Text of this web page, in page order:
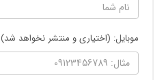
موبایل: (اختیاری و منتشر نخواهد شد)